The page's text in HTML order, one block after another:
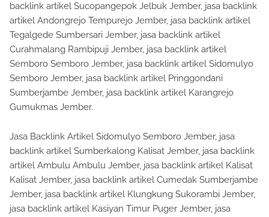
backlink artikel Sucopangepok Jelbuk Jember, jasa backlink
artikel Andongrejo Tempurejo Jember, jasa backlink artikel
Tegalgede Sumbersari Jember, jasa backlink artikel
Curahmalang Rambipuji Jember, jasa backlink artikel
Semboro Semboro Jember, jasa backlink artikel Sidomulyo
Semboro Jember, jasa backlink artikel Pringgondani
Sumberjambe Jember, jasa backlink artikel Karangrejo
Gumukmas Jember.
Jasa Backlink Artikel Sidomulyo Semboro Jember, jasa
backlink artikel Sumberkalong Kalisat Jember, jasa backlink
artikel Ambulu Ambulu Jember, jasa backlink artikel Kalisat
Kalisat Jember, jasa backlink artikel Cumedak Sumberjambe
Jember, jasa backlink artikel Klungkung Sukorambi Jember,
jasa backlink artikel Kasiyan Timur Puger Jember, jasa